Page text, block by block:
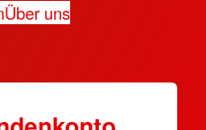
Über uns